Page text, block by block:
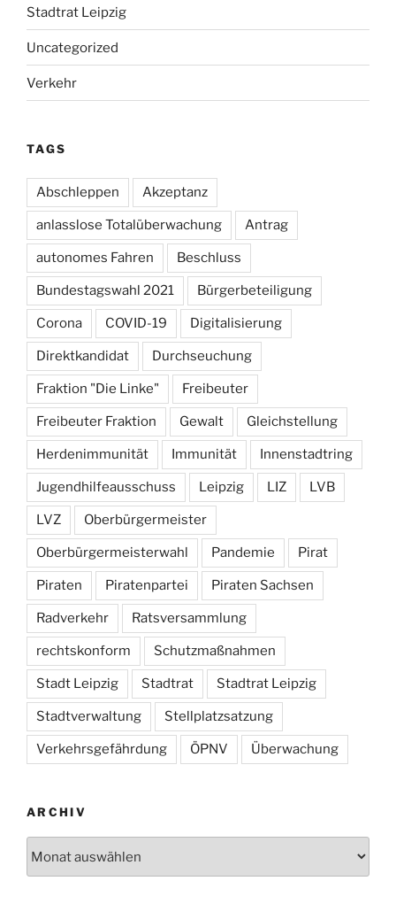
Stadtrat Leipzig
Uncategorized
Verkehr
TAGS
Abschleppen Akzeptanz
anlasslose Totalüberwachung Antrag
autonomes Fahren Beschluss
Bundestagswahl 2021 Bürgerbeteiligung
Corona COVID-19 Digitalisierung
Direktkandidat Durchseuchung
Fraktion "Die Linke" Freibeuter
Freibeuter Fraktion Gewalt Gleichstellung
Herdenimmunität Immunität Innenstadtring
Jugendhilfeausschuss Leipzig LIZ LVB
LVZ Oberbürgermeister
Oberbürgermeisterwahl Pandemie Pirat
Piraten Piratenpartei Piraten Sachsen
Radverkehr Ratsversammlung
rechtskonform Schutzmaßnahmen
Stadt Leipzig Stadtrat Stadtrat Leipzig
Stadtverwaltung Stellplatzsatzung
Verkehrsgefährdung ÖPNV Überwachung
ARCHIV